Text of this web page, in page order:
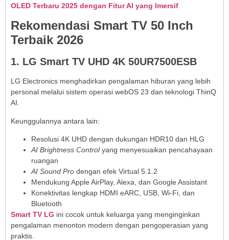
OLED Terbaru 2025 dengan Fitur AI yang Imersif
Rekomendasi Smart TV 50 Inch
Terbaik 2026
1. LG Smart TV UHD 4K 50UR7500ESB
LG Electronics menghadirkan pengalaman hiburan yang lebih
personal melalui sistem operasi webOS 23 dan teknologi ThinQ
AI.
Keunggulannya antara lain:
Resolusi 4K UHD dengan dukungan HDR10 dan HLG
AI Brightness Controlyang menyesuaikan pencahayaan
ruangan
AI Sound Pro dengan efek Virtual 5.1.2
Mendukung Apple AirPlay, Alexa, dan Google Assistant
Konektivitas lengkap HDMI eARC, USB, Wi-Fi, dan
Bluetooth
Smart TV LG ini cocok untuk keluarga yang menginginkan
pengalaman menonton modern dengan pengoperasian yang
praktis.